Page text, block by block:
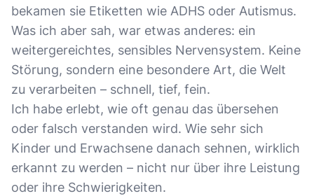
bekamen sie Etiketten wie ADHS oder Autismus.
Was ich aber sah, war etwas anderes: ein
weitergereichtes, sensibles Nervensystem. Keine
Störung, sondern eine besondere Art, die Welt
zu verarbeiten – schnell, tief, fein.
Ich habe erlebt, wie oft genau das übersehen
oder falsch verstanden wird. Wie sehr sich
Kinder und Erwachsene danach sehnen, wirklich
erkannt zu werden – nicht nur über ihre Leistung
oder ihre Schwierigkeiten.